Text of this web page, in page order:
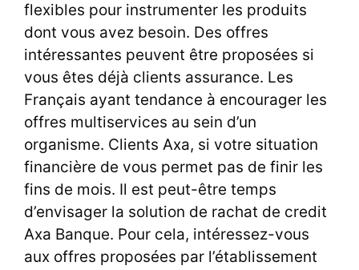
flexibles pour instrumenter les produits
dont vous avez besoin. Des offres
intéressantes peuvent être proposées si
vous êtes déjà clients assurance. Les
Français ayant tendance à encourager les
offres multiservices au sein d’un
organisme. Clients Axa, si votre situation
financière de vous permet pas de finir les
fins de mois. Il est peut-être temps
d’envisager la solution de rachat de credit
Axa Banque. Pour cela, intéressez-vous
aux offres proposées par l’établissement